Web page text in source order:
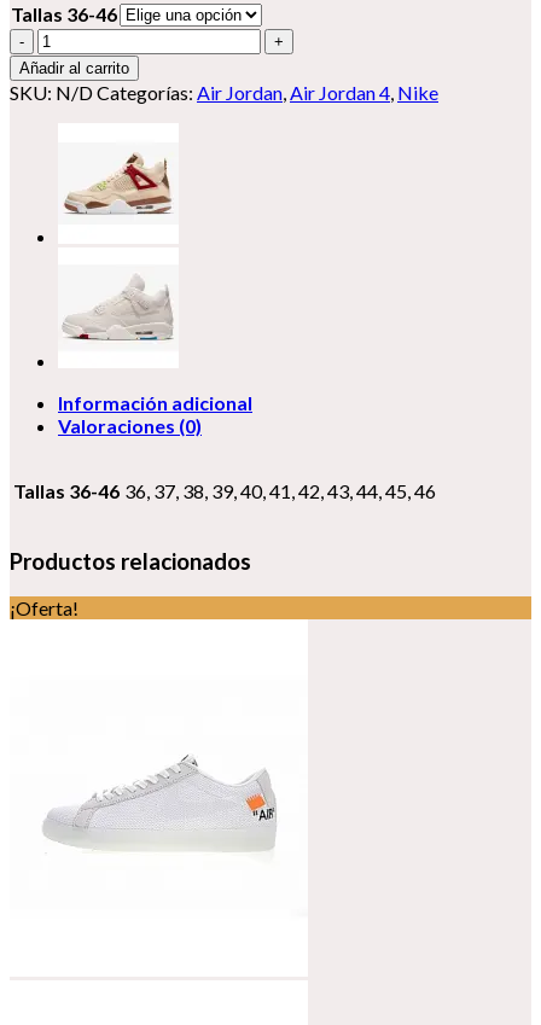
Tallas 36-46
Nike
Air
Jordan
4
Añadir al carrito
SKU: N/DCategorías: Air Jordan,Air Jordan 4, Nike
Información adicional
Valoraciones (0)
Tallas 36-46 36, 37, 38, 39, 40, 41, 42, 43, 44, 45, 46
Productos relacionados
¡Oferta!